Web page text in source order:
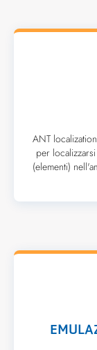
ANT localization
per
(elementi)